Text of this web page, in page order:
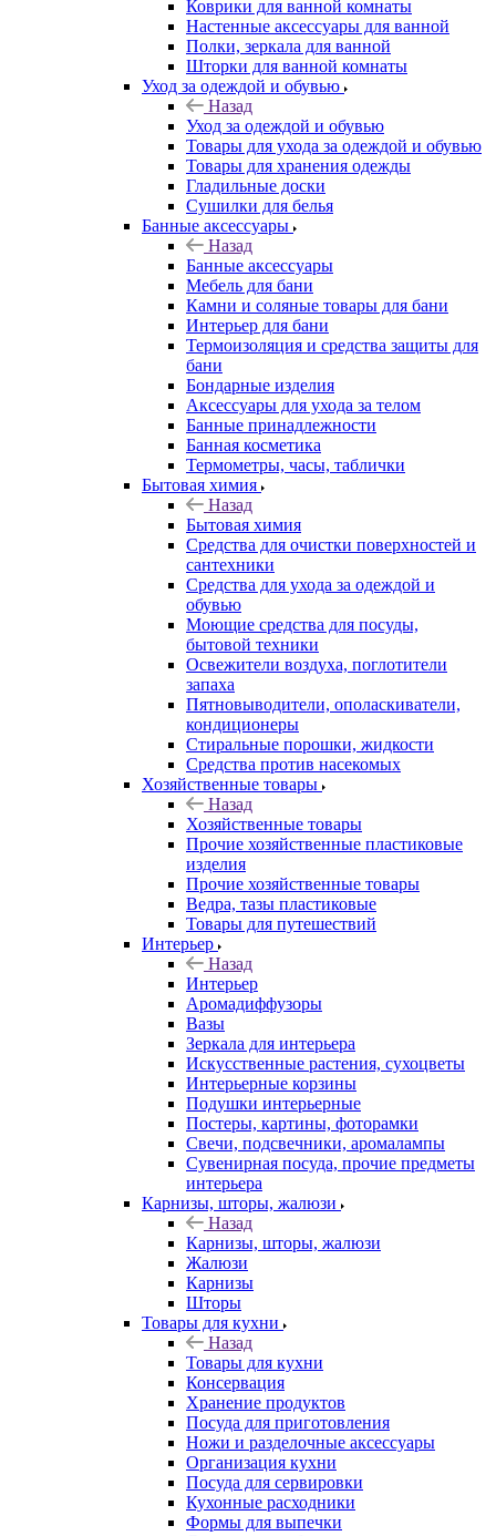
Коврики для ванной комнаты
Настенные аксессуары для ванной
Полки, зеркала для ванной
Шторки для ванной комнаты
Уход за одеждой и обувью
Назад
Уход за одеждой и обувью
Товары для ухода за одеждой и обувью
Товары для хранения одежды
Гладильные доски
Сушилки для белья
Банные аксессуары
Назад
Банные аксессуары
Мебель для бани
Камни и соляные товары для бани
Интерьер для бани
Термоизоляция и средства защиты для
бани
Бондарные изделия
Аксеcсуары для ухода за телом
Банные принадлежности
Банная косметика
Термометры, часы, таблички
Бытовая химия
Назад
Бытовая химия
Средства для очистки поверхностей и
сантехники
Средства для ухода за одеждой и
обувью
Моющие средства для посуды,
бытовой техники
Освежители воздуха, поглотители
запаха
Пятновыводители, ополаскиватели,
кондиционеры
Стиральные порошки, жидкости
Средства против насекомых
Хозяйственные товары
Назад
Хозяйственные товары
Прочие хозяйственные пластиковые
изделия
Прочие хозяйственные товары
Ведра, тазы пластиковые
Товары для путешествий
Интерьер
Назад
Интерьер
Аромадиффузоры
Вазы
Зеркала для интерьера
Искусственные растения, сухоцветы
Интерьерные корзины
Подушки интерьерные
Постеры, картины, фоторамки
Свечи, подсвечники, аромалампы
Сувенирная посуда, прочие предметы
интерьера
Карнизы, шторы, жалюзи
Назад
Карнизы, шторы, жалюзи
Жалюзи
Карнизы
Шторы
Товары для кухни
Назад
Товары для кухни
Консервация
Хранение продуктов
Посуда для приготовления
Ножи и разделочные аксессуары
Организация кухни
Посуда для сервировки
Кухонные расходники
Формы для выпечки